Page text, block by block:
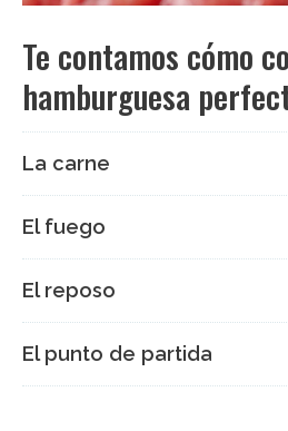
Te contamos cómo
hamburguesa
La carne
El fuego
El reposo
El punto de partida